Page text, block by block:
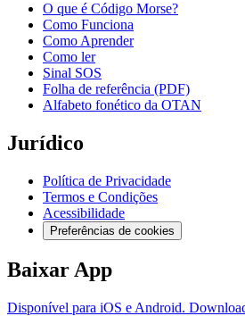
O que é Código Morse?
Como Funciona
Como Aprender
Como ler
Sinal SOS
Folha de referência (PDF)
Alfabeto fonético da OTAN
Jurídico
Política de Privacidade
Termos e Condições
Acessibilidade
Preferências de cookies
Baixar App
Disponível para iOS e Android.